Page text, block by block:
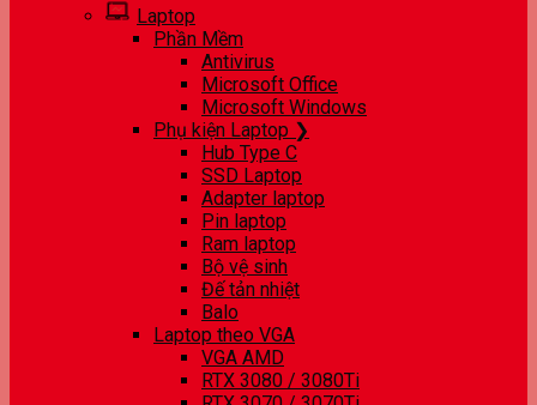
Laptop
Phần Mềm
Antivirus
Microsoft Office
Microsoft Windows
Phụ kiện Laptop ❯
Hub Type C
SSD Laptop
Adapter laptop
Pin laptop
Ram laptop
Bộ vệ sinh
Đế tản nhiệt
Balo
Laptop theo VGA
VGA AMD
RTX 3080 / 3080Ti